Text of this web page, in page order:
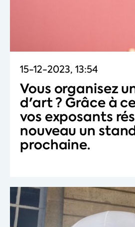
15-12-2023, 13:54
Vous organisez
d'art ? Grâce à
vos exposants
nouveau un
prochaine.